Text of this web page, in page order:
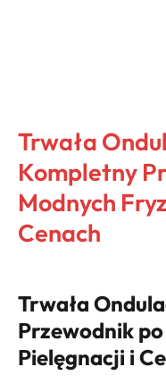
Trwała
Kompletny
Modnych
Cenach
Trwała
Przewodnik
Pielęgnacji i